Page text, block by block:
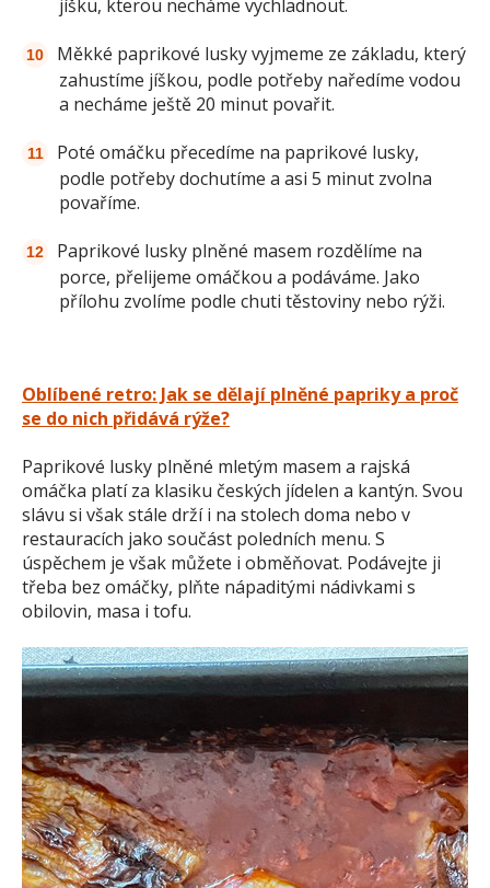
jíšku, kterou necháme vychladnout.
Měkké paprikové lusky vyjmeme ze základu, který
zahustíme jíškou, podle potřeby naředíme vodou
a necháme ještě 20 minut povařit.
Poté omáčku přecedíme na paprikové lusky,
podle potřeby dochutíme a asi 5 minut zvolna
povaříme.
Paprikové lusky plněné masem rozdělíme na
porce, přelijeme omáčkou a podáváme. Jako
přílohu zvolíme podle chuti těstoviny nebo rýži.
Oblíbené retro: Jak se dělají plněné papriky a proč
se do nich přidává rýže?
Paprikové lusky plněné mletým masem a rajská
omáčka platí za klasiku českých jídelen a kantýn. Svou
slávu si však stále drží i na stolech doma nebo v
restauracích jako součást poledních menu. S
úspěchem je však můžete i obměňovat. Podávejte ji
třeba bez omáčky, plňte nápaditými nádivkami s
obilovin, masa i tofu.